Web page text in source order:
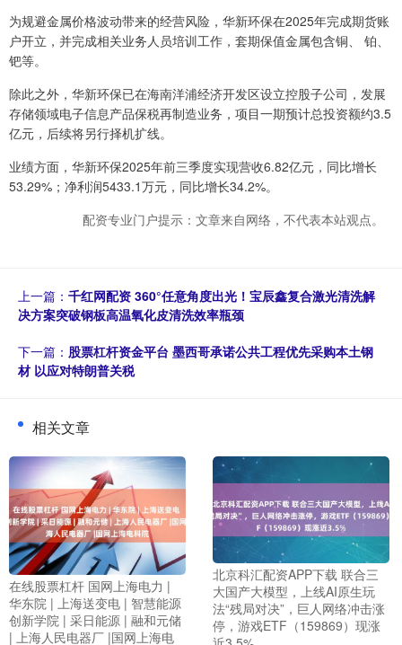
为规避金属价格波动带来的经营风险，华新环保在2025年完成期货账
户开立，并完成相关业务人员培训工作，套期保值金属包含铜、 铂、
钯等。
除此之外，华新环保已在海南洋浦经济开发区设立控股子公司，发展
存储领域电子信息产品保税再制造业务，项目一期预计总投资额约3.5
亿元，后续将另行择机扩线。
业绩方面，华新环保2025年前三季度实现营收6.82亿元，同比增长
53.29%；净利润5433.1万元，同比增长34.2%。
配资专业门户提示：文章来自网络，不代表本站观点。
上一篇： 千红网配资 360°任意角度出光！宝辰鑫复合激光清洗解
决方案突破钢板高温氧化皮清洗效率瓶颈
下一篇： 股票杠杆资金平台 墨西哥承诺公共工程优先采购本土钢
材 以应对特朗普关税
相关文章
在线股票杠杆 国网上海电力 |
华东院 | 上海送变电 | 智慧能源
创新学院 | 采日能源 | 融和元储
| 上海人民电器厂 |国网上海电
北京科汇配资APP下载 联合三
大国产大模型，上线AI原生玩
法“残局对决”，巨人网络冲击涨
停，游戏ETF（159869）现涨